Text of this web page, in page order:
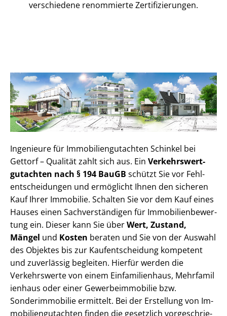
verschiedene renommierte Zer­ti­fi­zie­run­gen.
Ingenieure für Im­mo­bi­li­en­gut­ach­ten Schinkel bei
Gettorf – Qualität zahlt sich aus. Ein Ver­kehrs­wert­
gut­ach­ten nach § 194 BauGB schützt Sie vor Fehl­
ent­schei­dun­gen und ermöglicht Ihnen den sicheren
Kauf Ihrer Immobilie. Schalten Sie vor dem Kauf eines
Hauses einen Sach­ver­stän­di­gen für Im­mo­bi­li­en­be­wer­
tung ein. Dieser kann Sie überWert, Zustand,
Mängel und Kosten beraten und Sie von der Auswahl
des Objektes bis zur Kauf­ent­schei­dung kompetent
und zuverlässig begleiten. Hierfür werden die
Verkehrswerte von einem Einfamilienhaus, Mehr­fa­mi­l
i­en­haus oder einer Ge­wer­be­im­mo­bi­lie bzw.
Sonderimmobilie ermittelt. Bei der Erstellung von Im­
mo­bi­li­en­gut­ach­ten finden die gesetzlich vor­ge­schrie­